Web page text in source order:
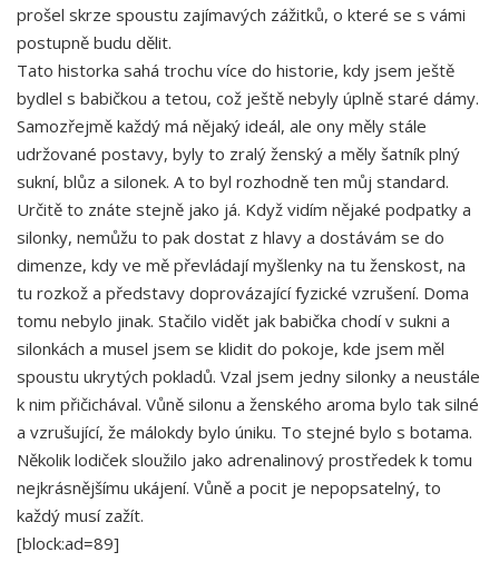
prošel skrze spoustu zajímavých zážitků, o které se s vámi
postupně budu dělit.
Tato historka sahá trochu více do historie, kdy jsem ještě
bydlel s babičkou a tetou, což ještě nebyly úplně staré dámy.
Samozřejmě každý má nějaký ideál, ale ony měly stále
udržované postavy, byly to zralý ženský a měly šatník plný
sukní, blůz a silonek. A to byl rozhodně ten můj standard.
Určitě to znáte stejně jako já. Když vidím nějaké podpatky a
silonky, nemůžu to pak dostat z hlavy a dostávám se do
dimenze, kdy ve mě převládají myšlenky na tu ženskost, na
tu rozkož a představy doprovázající fyzické vzrušení. Doma
tomu nebylo jinak. Stačilo vidět jak babička chodí v sukni a
silonkách a musel jsem se klidit do pokoje, kde jsem měl
spoustu ukrytých pokladů. Vzal jsem jedny silonky a neustále
k nim přičichával. Vůně silonu a ženského aroma bylo tak silné
a vzrušující, že málokdy bylo úniku. To stejné bylo s botama.
Několik lodiček sloužilo jako adrenalinový prostředek k tomu
nejkrásnějšímu ukájení. Vůně a pocit je nepopsatelný, to
každý musí zažít.
[block:ad=89]